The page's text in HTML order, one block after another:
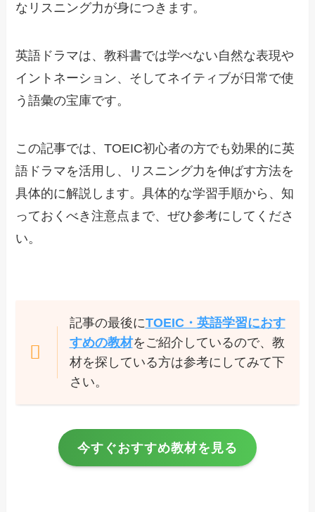
なリスニング力が身につきます。
英語ドラマは、教科書では学べない自然な表現や
イントネーション、そしてネイティブが日常で使
う語彙の宝庫です。
この記事では、TOEIC初心者の方でも効果的に英
語ドラマを活用し、リスニング力を伸ばす方法を
具体的に解説します。具体的な学習手順から、知
っておくべき注意点まで、ぜひ参考にしてくださ
い。
記事の最後にTOEIC・英語学習におす
すめの教材をご紹介しているので、教
材を探している方は参考にしてみて下
さい。
今すぐおすすめ教材を見る